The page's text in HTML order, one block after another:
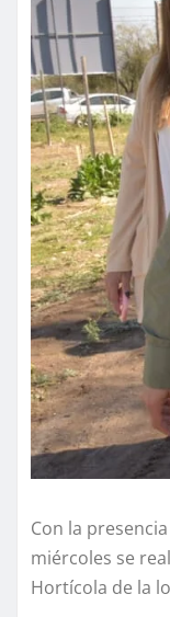
Con la
miércoles se
Hortícola de la